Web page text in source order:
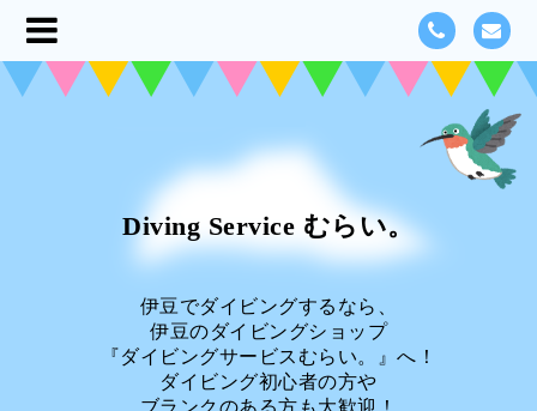
Diving Service むらい。
伊豆でダイビングするなら、
伊豆のダイビングショップ
『ダイビングサービスむらい。』へ！
ダイビング初心者の方や
ブランクのある方も大歓迎！